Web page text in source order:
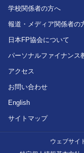
学校関係者の方へ
報道・メディア関係者の
日本FP協会について
パーソナルファイナンス
アクセス
お問い合わせ
English
サイトマップ
ウェブサイ